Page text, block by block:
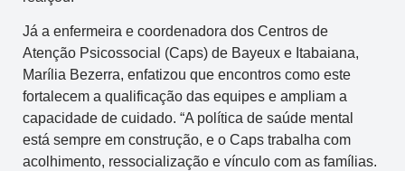
Já a enfermeira e coordenadora dos Centros de
Atenção Psicossocial (Caps) de Bayeux e Itabaiana,
Marília Bezerra, enfatizou que encontros como este
fortalecem a qualificação das equipes e ampliam a
capacidade de cuidado. “A política de saúde mental
está sempre em construção, e o Caps trabalha com
acolhimento, ressocialização e vínculo com as famílias.